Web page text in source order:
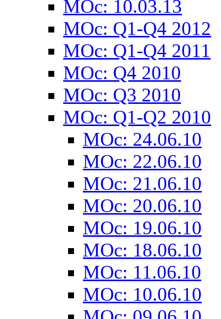
MOc: 10.03.13
MOc: Q1-Q4 2012
MOc: Q1-Q4 2011
MOc: Q4 2010
MOc: Q3 2010
MOc: Q1-Q2 2010
MOc: 24.06.10
MOc: 22.06.10
MOc: 21.06.10
MOc: 20.06.10
MOc: 19.06.10
MOc: 18.06.10
MOc: 11.06.10
MOc: 10.06.10